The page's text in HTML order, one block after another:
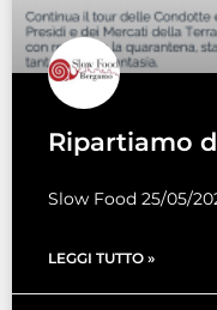
Ripartiamo
Slow Food 25/05/
LEGGI TUTTO »